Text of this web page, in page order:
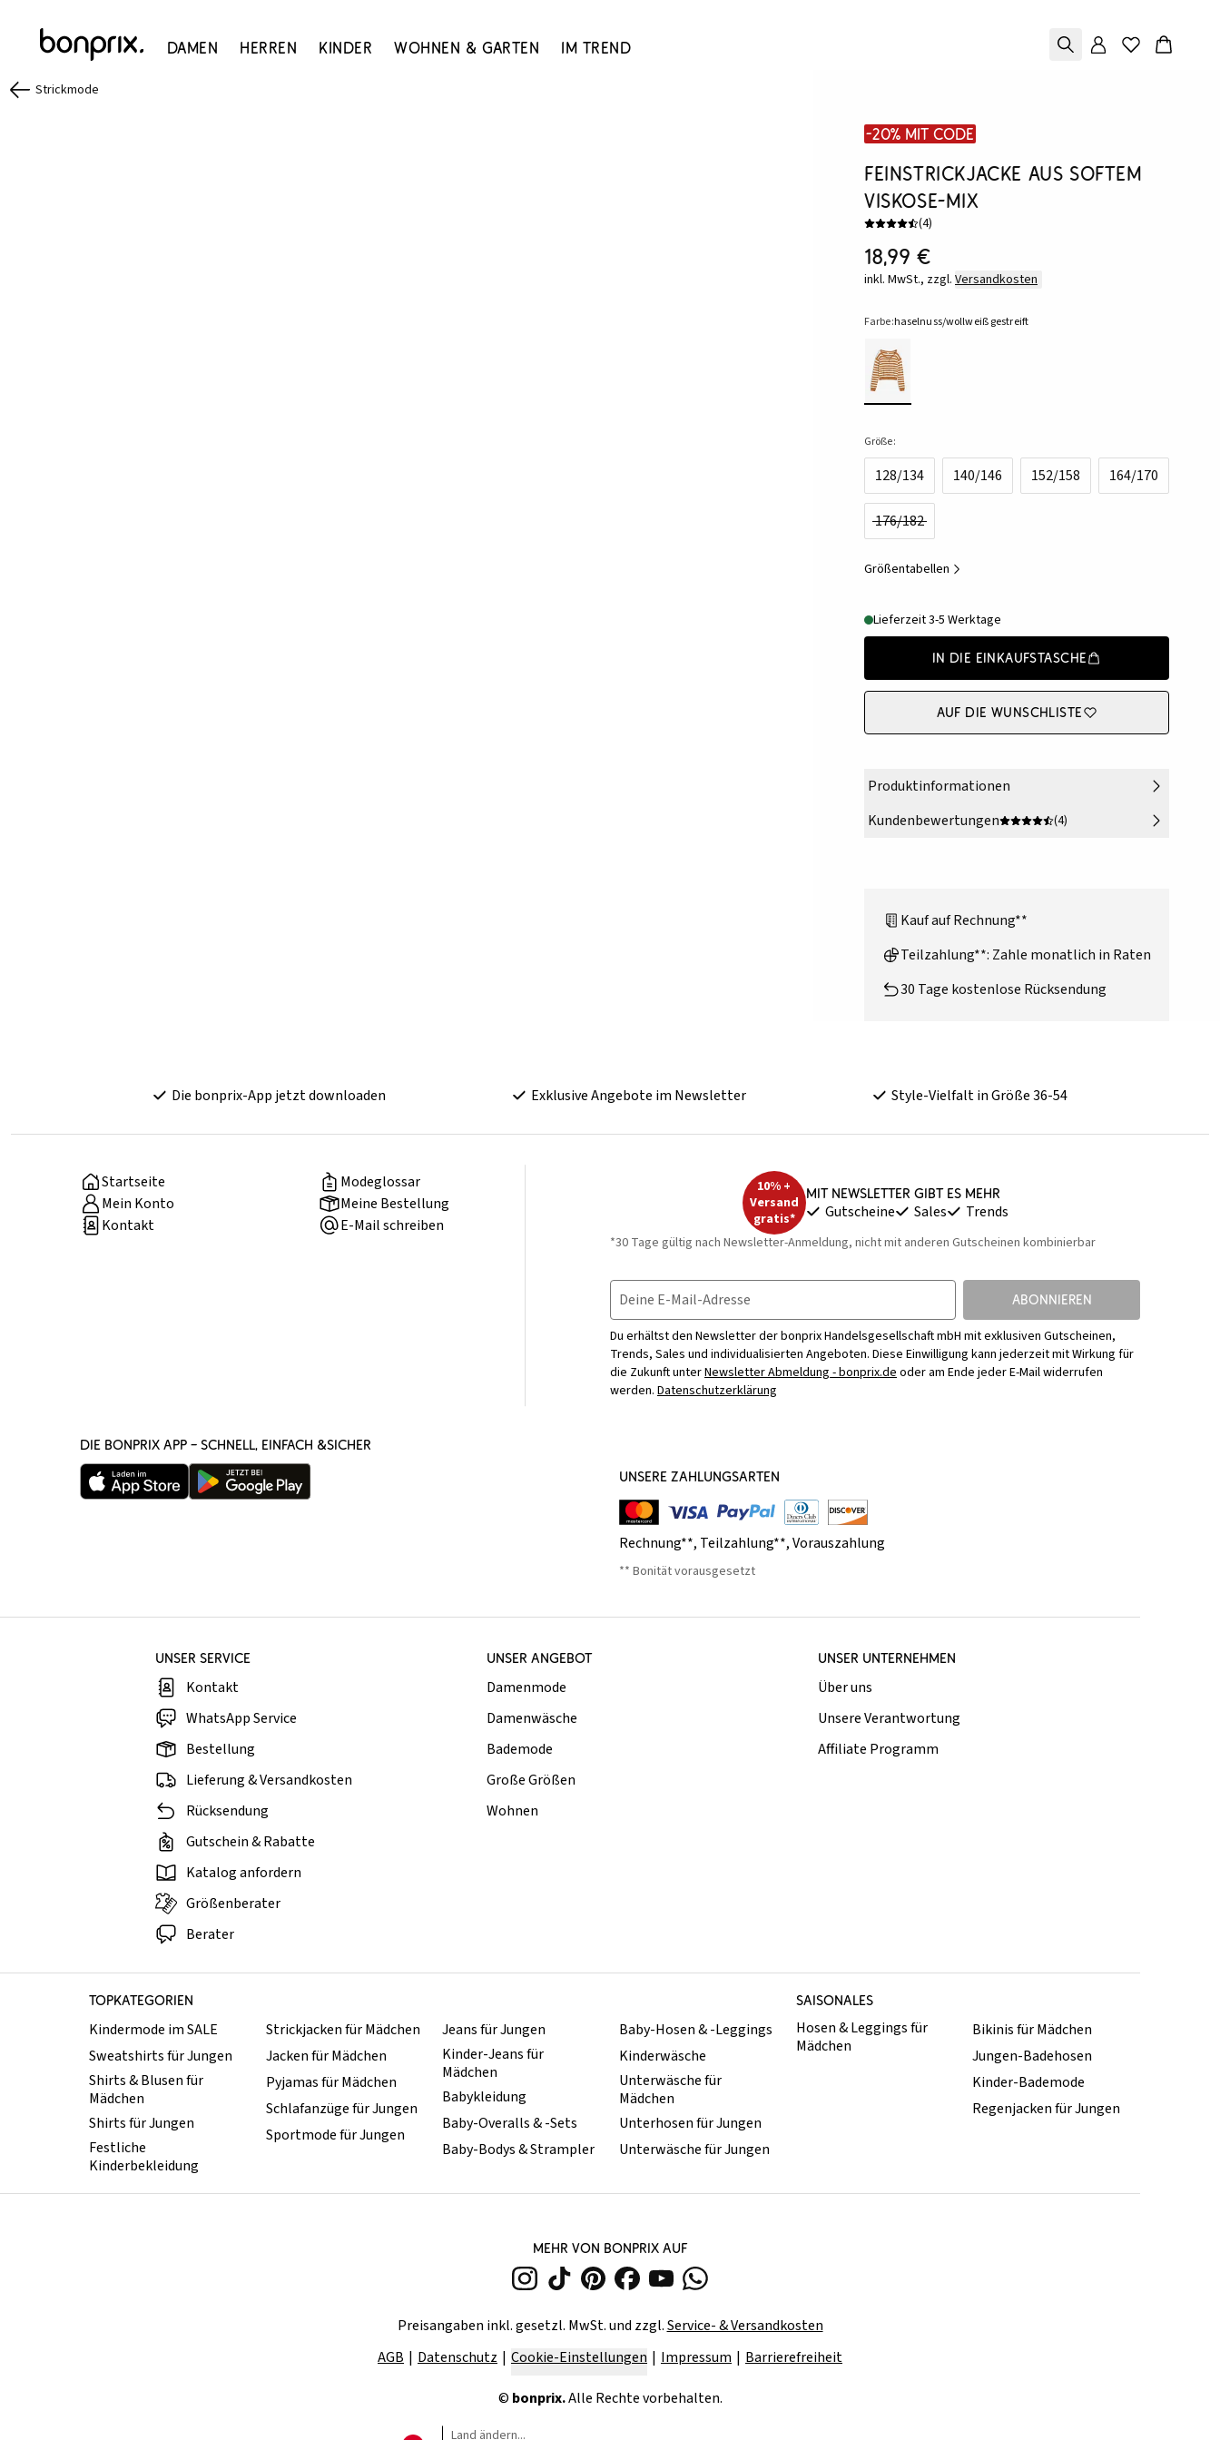
Damen Herren Kinder Wohnen & Garten Im Trend
Strickmode
-20% mit Code
Feinstrickjacke aus softem
Viskose-Mix
(4)
18,99 €
inkl. MwSt., zzgl. Versandkosten
Farbe:haselnuss/wollweiß gestreift
Größe:
128/134 140/146 152/158 164/170
176/182
Größentabellen
Lieferzeit 3-5 Werktage
In die Einkaufstasche
Auf die Wunschliste
Produktinformationen
Kundenbewertungen
(4)
Kauf auf Rechnung**
Teilzahlung**: Zahle monatlich in Raten
30 Tage kostenlose Rücksendung
Die bonprix-App jetzt downloaden Exklusive Angebote im Newsletter Style-Vielfalt in Größe 36-54
Startseite
Modeglossar
Mein Konto
Meine Bestellung
Kontakt
E-Mail schreiben
10% +
Versand
gratis*
Mit Newsletter gibt es mehr
Gutscheine Sales Trends
*30 Tage gültig nach Newsletter-Anmeldung, nicht mit anderen Gutscheinen kombinierbar
Deine E-Mail-Adresse ABONNIEREN
Du erhältst den Newsletter der bonprix Handelsgesellschaft mbH mit exklusiven Gutscheinen,
Trends, Sales und individualisierten Angeboten. Diese Einwilligung kann jederzeit mit Wirkung für
die Zukunft unterNewsletter Abmeldung - bonprix.deoder am Ende jeder E-Mail widerrufen
werden. Datenschutzerklärung
DIE BONPRIX APP – SCHNELL, EINFACH &SICHER
UNSERE ZAHLUNGSARTEN
Rechnung**, Teilzahlung**,Vorauszahlung
** Bonität vorausgesetzt
UNSER SERVICE
Kontakt
WhatsApp Service
Bestellung
Lieferung & Versandkosten
Rücksendung
Gutschein & Rabatte
Katalog anfordern
Größenberater
Berater
UNSER ANGEBOT
Damenmode
Damenwäsche
Bademode
Große Größen
Wohnen
UNSER UNTERNEHMEN
Über uns
Unsere Verantwortung
Affiliate Programm
TOPKATEGORIEN SAISONALES
Kindermode im SALE
Sweatshirts für Jungen
Shirts & Blusen für
Mädchen
Shirts für Jungen
Festliche
Kinderbekleidung
Strickjacken für Mädchen
Jacken für Mädchen
Pyjamas für Mädchen
Schlafanzüge für Jungen
Sportmode für Jungen
Jeans für Jungen
Kinder-Jeans für
Mädchen
Babykleidung
Baby-Overalls & -Sets
Baby-Bodys & Strampler
Baby-Hosen & -Leggings
Kinderwäsche
Unterwäsche für
Mädchen
Unterhosen für Jungen
Unterwäsche für Jungen
Hosen & Leggings für
Mädchen
Bikinis für Mädchen
Jungen-Badehosen
Kinder-Bademode
Regenjacken für Jungen
MEHR VON BONPRIX AUF
Preisangaben inkl. gesetzl. MwSt. und zzgl.Service- & Versandkosten
AGB
Datenschutz Cookie-Einstellungen Impressum Barrierefreiheit
© bonprix.Alle Rechte vorbehalten.
Land ändern...